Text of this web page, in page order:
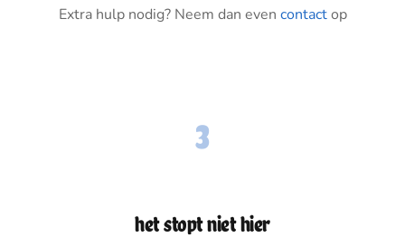
Extra hulp nodig? Neem dan even contactop
3
het stopt niet hier